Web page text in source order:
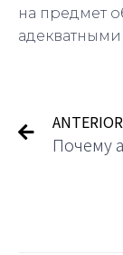
на предмет
ANTERIOR